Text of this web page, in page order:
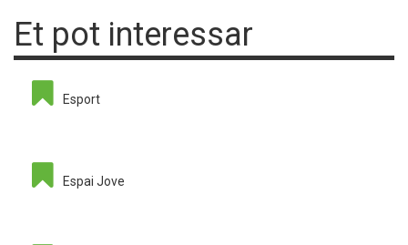
Et pot interessar
Esport
Espai Jove